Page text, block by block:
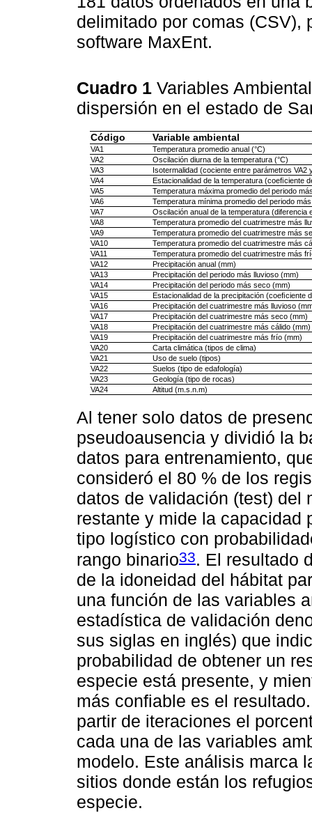
delimitado por comas (CSV),
software MaxEnt.
Cuadro 1 Variables
dispersión en el estado de
Código Variable ambiental
VA1
Temperatura promedio anual (°C)
VA2
Oscilación diurna de la temperatura (°C)
VA3
Isotermalidad (cociente entre parámetros VA2
VA4
Estacionalidad de la temperatura (coeﬁciente
VA5
Temperatura máxima promedio del periodo
VA6
Temperatura mínima promedio del periodo
VA7
Oscilación anual de la temperatura (diferencia
VA8
Temperatura promedio del cuatrimestre más
VA9
Temperatura promedio del cuatrimestre más
VA10
Temperatura promedio del cuatrimestre más
VA11
Temperatura promedio del cuatrimestre más
VA12
Precipitación anual (mm)
VA13
Precipitación del periodo más lluvioso (mm)
VA14
Precipitación del periodo más seco (mm)
VA15
Estacionalidad de la precipitación (coeﬁciente
VA16
Precipitación del cuatrimestre más lluvioso
VA17
Precipitación del cuatrimestre más seco (mm)
VA18
Precipitación del cuatrimestre más cálido (mm)
VA19
Precipitación del cuatrimestre más frío (mm)
VA20
Carta climática (tipos de clima)
VA21
Uso de suelo (tipos)
VA22
Suelos (tipo de edafología)
VA23
Geología (tipo de rocas)
VA24
Altitud (m.s.n.m)
Al tener solo datos de
pseudoausencia y dividió la
datos para entrenamiento,
consideró el 80 % de los
datos de validación (test) del
restante y mide la capacidad
tipo logístico con
rango binario33. El resultado
de la idoneidad del hábitat
una función de las variables
estadística de validación
sus siglas en inglés) que
probabilidad de obtener un
especie está presente, y
más confiable es el
partir de iteraciones el
cada una de las variables
modelo. Este análisis marca
sitios donde están los
especie.